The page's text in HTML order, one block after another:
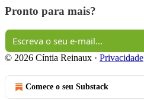
Pronto para mais?
© 2026 Cíntia Reinaux · Privacidade
Comece o seu Substack